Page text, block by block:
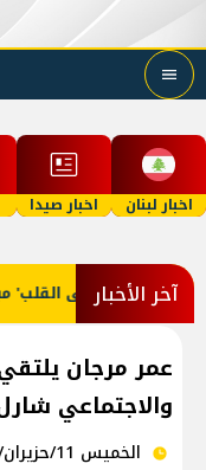
اخبار لبنان اخبار صيدا
آخر الأخبار
عمر مرجان
والاجتماعي
الخميس 11/حزيران/2026 - 02:36 م